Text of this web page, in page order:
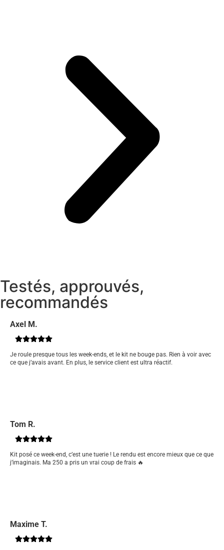
Testés, approuvés,
recommandés
Axel M.
Je roule presque tous les week-ends, et le kit ne bouge pas. Rien à voir avec
ce que j’avais avant. En plus, le service client est ultra réactif.
Tom R.
Kit posé ce week-end, c’est une tuerie ! Le rendu est encore mieux que ce que
j’imaginais. Ma 250 a pris un vrai coup de frais 🔥
Maxime T.